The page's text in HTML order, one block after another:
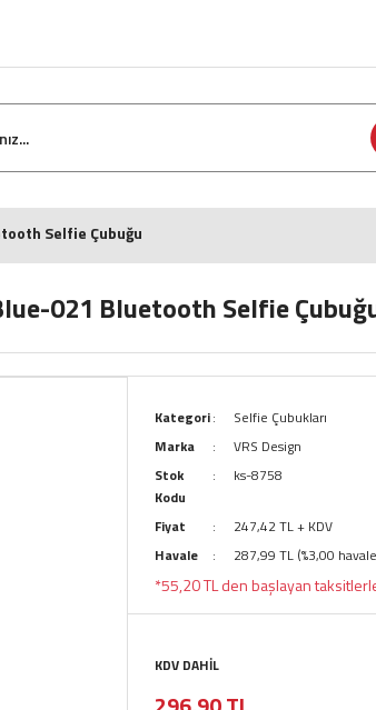
Selfie Çubuğu
021 Bluetooth Selfie
Kategori
Selfie Çubukları
Marka
VRS Design
Stok
Kodu
ks-8758
Fiyat
247,42 TL + KDV
Havale
287,99 TL (%3,00
*55,20 TL den başlayan
KDV DAHİL